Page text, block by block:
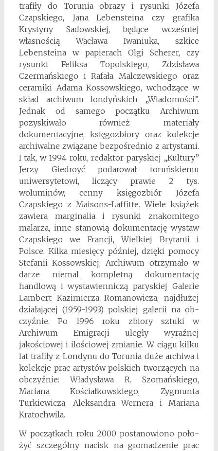
trafiły do Torunia obrazy i rysunki Józefa
Czapskiego, Jana Lebensteina czy grafika
Krystyny Sadowskiej, będące wcześniej
własnością Wacława Iwaniuka, szkice
Lebensteina w papierach Olgi Scherer, czy
rysunki Feliksa Topolskiego, Zdzisława
Czermańskiego i Rafała Malczewskiego oraz
ceramiki Adama Kossowskiego, wchodzące w
skład archiwum londyńskich „Wiadomości”.
Jednak od samego początku Archiwum
pozyskiwało również materiały
dokumentacyjne, księgozbiory oraz kolekcje
archiwalne związane bezpośrednio z artystami.
I tak, w 1994 roku, redaktor paryskiej „Kultury”
Jerzy Giedroyć podarował toruńskiemu
uniwersytetowi, liczący prawie 2 tys.
woluminów, cenny księgozbiór Józefa
Czapskiego z Maisons-Laffitte. Wiele książek
zawiera mar­gi­na­lia i rysunki znakomitego
malarza, inne stanowią dokumentację wystaw
Czapskiego we Francji, Wielkiej Brytanii i
Polsce. Kilka miesięcy później, dzięki pomocy
Stefanii Kossowskiej, Archiwum otrzymało w
darze niemal kompletną doku­mentację
handlową i wystawienniczą paryskiej Galerie
Lambert Kazimierza Romanowicza, najdłużej
działającej (1959-1993) polskiej galerii na ob­
czyź­nie. Po 1996 roku zbiory sztuki w
Archiwum Emigracji uległy wyraźnej
jakościowej i ilościowej zmianie. W ciągu kilku
lat trafiły z Londynu do Torunia duże archiwa i
kolekcje prac artystów polskich tworzących na
obczyźnie: Władysława R. Szo­mań­skiego,
Mariana Kościałkowskiego, Zygmunta
Turkiewicza, Aleksandra Wernera i Mariana
Kratochwila.
W począ­tkach roku 2000 postanowiono poło­
żyć szczególny nacisk na gromadzenie prac